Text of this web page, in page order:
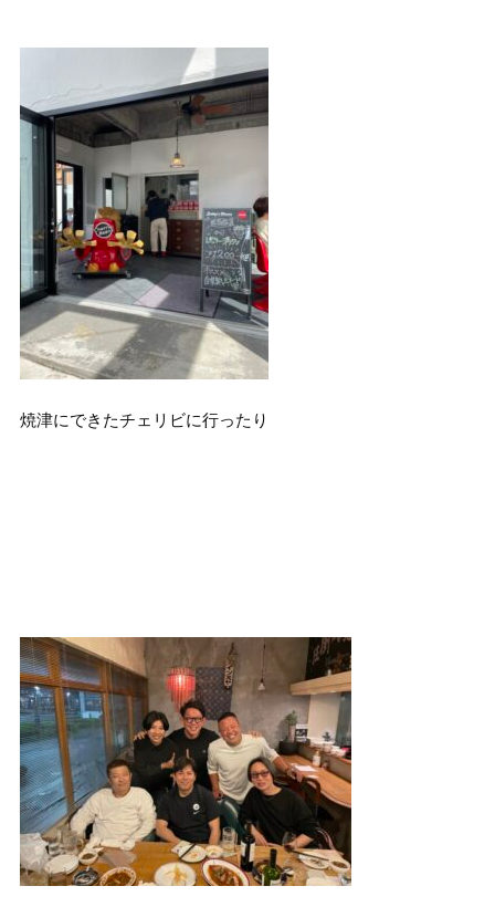
焼津にできたチェリビに行ったり